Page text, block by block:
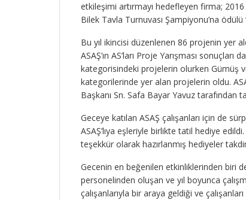
etkileşimi artırmayı hedefleyen firma; 2016
Bilek Tavla Turnuvası Şampiyonu’na
Bu yıl ikincisi düzenlenen 86 projenin yer
ASAŞ’ın AS’ları Proje Yarışması
kategorisindeki projelerin olurken Gümüş
kategorilerinde yer alan projelerin oldu.
Başkanı Sn. Safa Bayar Yavuz tarafından
Geceye katılan ASAŞ çalışanları için de
ASAŞ’lıya eşleriyle birlikte tatil hediye
teşekkür olarak hazırlanmış hediyeler
Gecenin en beğenilen etkinliklerinden biri
personelinden oluşan ve yıl boyunca
çalışanlarıyla bir araya geldiği ve